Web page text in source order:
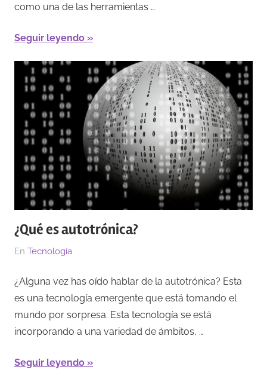
como una de las herramientas …
Seguir leyendo
¿Qué es autotrónica?
El
Por
En Tecnología
¿Alguna vez has oído hablar de la autotrónica? Esta
es una tecnología emergente que está tomando el
mundo por sorpresa. Esta tecnología se está
incorporando a una variedad de ámbitos, …
Seguir leyendo